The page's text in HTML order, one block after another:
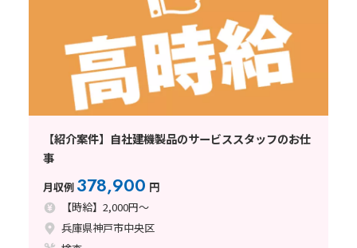
【紹介案件】自社建機製品のサービススタッフのお仕
事
月収例 378,900 円
【時給】2,000円～
兵庫県神戸市中央区